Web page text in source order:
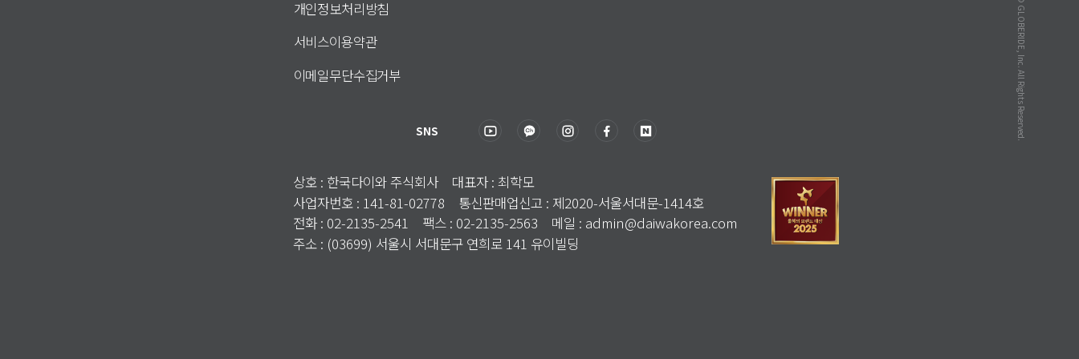
개인정보처리방침
서비스이용약관
이메일무단수집거부
© GLOBERIDE, Inc. All Rights Reserved.
SNS
상호 : 한국다이와 주식회사 대표자 : 최학모
사업자번호 : 141-81-02778 통신판매업신고 : 제2020-서울서대문-1414호
전화 : 02-2135-2541 팩스 : 02-2135-2563 메일 : admin@daiwakorea.com
주소 : (03699) 서울시 서대문구 연희로 141 유이빌딩